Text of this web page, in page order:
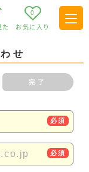
0
お気に入り
せ
完了
必須
必須